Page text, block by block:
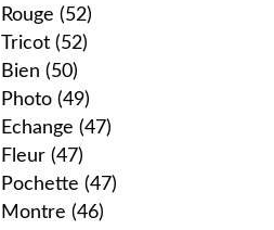
Rouge (52)
Tricot (52)
Bien (50)
Photo (49)
Echange (47)
Fleur (47)
Pochette (47)
Montre (46)